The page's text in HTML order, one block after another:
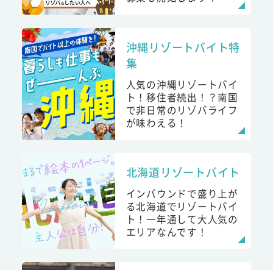
沖縄リゾートバイト特
集
人気の沖縄リゾートバイ
ト！移住者続出！？南国
で非日常のリゾバライフ
が味わえる！
北海道リゾートバイト
インバウンドで盛り上が
る北海道でリゾートバイ
ト！一年通して大人気の
エリアなんです！